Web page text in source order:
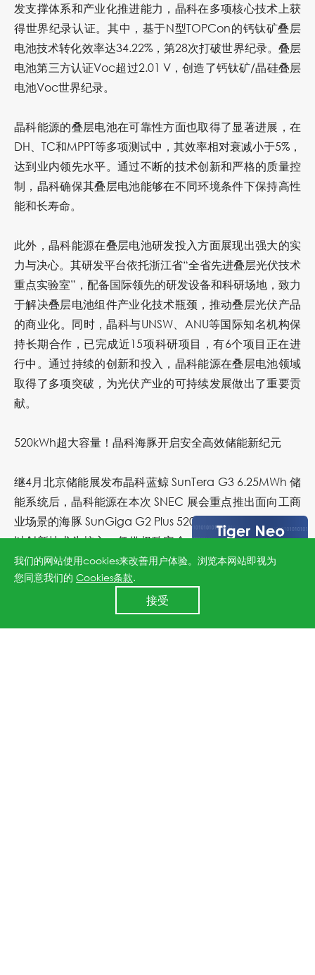
发支撑体系和产业化推进能力，晶科在多项核心技术上获
得世界纪录认证。其中，基于N型TOPCon的钙钛矿叠层
电池技术转化效率达34.22%，第28次打破世界纪录。叠层
电池第三方认证Voc超过2.01 V，创造了钙钛矿/晶硅叠层
电池Voc世界纪录。
晶科能源的叠层电池在可靠性方面也取得了显著进展，在
DH、TC和MPPT等多项测试中，其效率相对衰减小于5%，
达到业内领先水平。通过不断的技术创新和严格的质量控
制，晶科确保其叠层电池能够在不同环境条件下保持高性
能和长寿命。
此外，晶科能源在叠层电池研发投入方面展现出强大的实
力与决心。其研发平台依托浙江省“全省先进叠层光伏技术
重点实验室”，配备国际领先的研发设备和科研场地，致力
于解决叠层电池组件产业化技术瓶颈，推动叠层光伏产品
的商业化。同时，晶科与UNSW、ANU等国际知名机构保
持长期合作，已完成近15项科研项目，有6个项目正在进
行中。通过持续的创新和投入，晶科能源在叠层电池领域
取得了多项突破，为光伏产业的可持续发展做出了重要贡
献。
520kWh超大容量！晶科海豚开启安全高效储能新纪元
继4月北京储能展发布晶科蓝鲸 SunTera G3 6.25MWh 储
能系统后，晶科能源在本次 SNEC 展会重点推出面向工商
业场景的海豚 SunGiga G2 Plus 520kWh 液冷储能系统，
以创新技术为核心，凭借极致安全、超高性能、智慧运维
和超凡价值四大核心价值，重新定义工商业储能产品标
准。该系统采用双簇设计，兼容全球市场，最高支持12台
并机数量，搭配 2H/4H 灵活配置，精准匹配工商业用户对
我们的网站使用cookies来改善用户体验。浏览本网站即视为
您同意我们的 Cookies条款.
接受